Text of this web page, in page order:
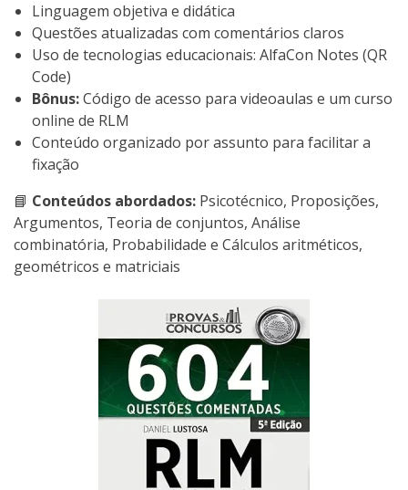
Linguagem objetiva e didática
Questões atualizadas com comentários claros
Uso de tecnologias educacionais: AlfaCon Notes (QR
Code)
Bônus:Código de acesso para videoaulas e um curso
online de RLM
Conteúdo organizado por assunto para facilitar a
fixação
📘 Conteúdos abordados: Psicotécnico, Proposições,
Argumentos, Teoria de conjuntos, Análise
combinatória, Probabilidade e Cálculos aritméticos,
geométricos e matriciais